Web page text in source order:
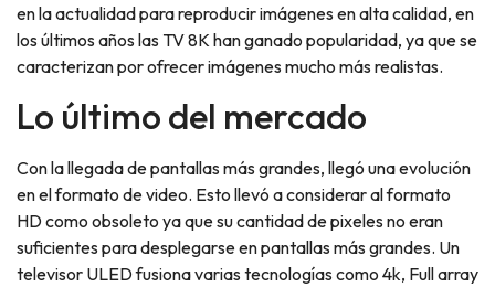
en la actualidad para reproducir imágenes en alta calidad, en
los últimos años las TV 8K han ganado popularidad, ya que se
caracterizan por ofrecer imágenes mucho más realistas.
Lo último del mercado
Con la llegada de pantallas más grandes, llegó una evolución
en el formato de video. Esto llevó a considerar al formato
HD como obsoleto ya que su cantidad de pixeles no eran
suficientes para desplegarse en pantallas más grandes. Un
televisor ULED fusiona varias tecnologías como 4k, Full array